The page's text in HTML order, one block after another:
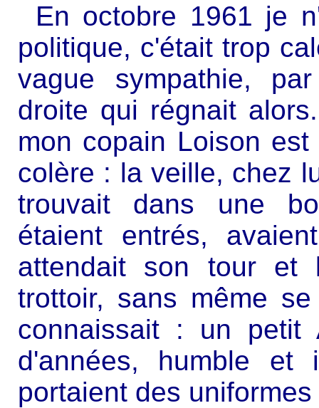
En octobre 1961 je
politique, c'était trop
vague sympathie,
droite qui régnait
mon copain Loison
colère : la veille, chez
trouvait dans une
étaient entrés,
attendait son tour et
trottoir, sans même
connaissait : un petit
d'années, humble et
portaient des